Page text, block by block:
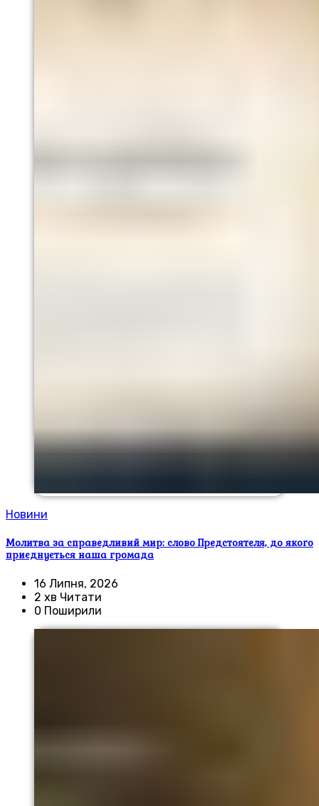
Новини
Молитва за справедливий мир: слово Предстоятеля, до якого
приєднується наша громада
16 Липня, 2026
2 хв Читати
0 Поширили